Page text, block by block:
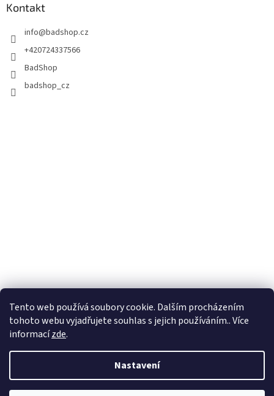
Tento web používá soubory cookie. Dalším procházením
tohoto webu vyjadřujete souhlas s jejich používáním.. Více
informacízde.
Nastavení
Kontakt
info@badshop.cz
+420724337566
BadShop
badshop_cz